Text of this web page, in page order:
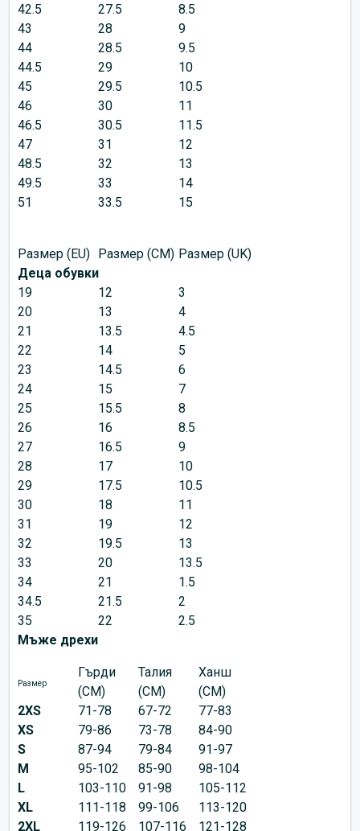
42.5
27.5
8.5
43
28
9
44
28.5
9.5
44.5
29
10
45
29.5
10.5
46
30
11
46.5
30.5
11.5
47
31
12
48.5
32
13
49.5
33
14
51
33.5 15
Размер (EU) Размер (CM) Размер (UK)
Деца обувки
19
12
3
20
13
4
21
13.5
4.5
22
14
5
23
14.5
6
24
15
7
25
15.5
8
26
16
8.5
27
16.5
9
28
17
10
29
17.5
10.5
30
18
11
31
19
12
32
19.5
13
33
20
13.5
34
21
1.5
34.5
21.5
2
35
22
2.5
Мъже дрехи
Размер
Гърди
(CM)
Талия
(CM)
Ханш
(CM)
2XS
71-78 67-72
77-83
XS
79-86 73-78
84-90
S
87-94 79-84
91-97
M
95-102 85-90
98-104
L
103-110 91-98
105-112
XL
111-118 99-106
113-120
2XL
119-126 107-116 121-128